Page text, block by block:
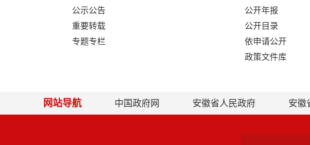
公示公告
重要转载
专题专栏
公开年报
公开目录
依申请公开
政策文件库
网站导航 中国政府网 安徽省人民政府 安徽